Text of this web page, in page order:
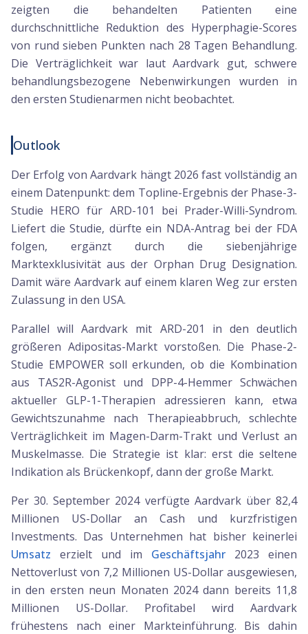
zeigten die behandelten Patienten eine
durchschnittliche Reduktion des Hyperphagie-Scores
von rund sieben Punkten nach 28 Tagen Behandlung.
Die Verträglichkeit war laut Aardvark gut, schwere
behandlungsbezogene Nebenwirkungen wurden in
den ersten Studienarmen nicht beobachtet.
Outlook
Der Erfolg von Aardvark hängt 2026 fast vollständig an
einem Datenpunkt: dem Topline-Ergebnis der Phase-3-
Studie HERO für ARD-101 bei Prader-Willi-Syndrom.
Liefert die Studie, dürfte ein NDA-Antrag bei der FDA
folgen, ergänzt durch die siebenjährige
Marktexklusivität aus der Orphan Drug Designation.
Damit wäre Aardvark auf einem klaren Weg zur ersten
Zulassung in den USA.
Parallel will Aardvark mit ARD-201 in den deutlich
größeren Adipositas-Markt vorstoßen. Die Phase-2-
Studie EMPOWER soll erkunden, ob die Kombination
aus TAS2R-Agonist und DPP-4-Hemmer Schwächen
aktueller GLP-1-Therapien adressieren kann, etwa
Gewichtszunahme nach Therapieabbruch, schlechte
Verträglichkeit im Magen-Darm-Trakt und Verlust an
Muskelmasse. Die Strategie ist klar: erst die seltene
Indikation als Brückenkopf, dann der große Markt.
Per 30. September 2024 verfügte Aardvark über 82,4
Millionen US-Dollar an Cash und kurzfristigen
Investments. Das Unternehmen hat bisher keinerlei
Umsatz erzielt und im Geschäftsjahr 2023 einen
Nettoverlust von 7,2 Millionen US-Dollar ausgewiesen,
in den ersten neun Monaten 2024 dann bereits 11,8
Millionen US-Dollar. Profitabel wird Aardvark
frühestens nach einer Markteinführung. Bis dahin